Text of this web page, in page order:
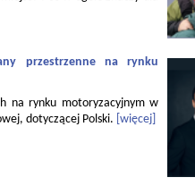
przestrzenne na rynku
na rynku motoryzacyjnym w
dotyczącej Polski. [więcej]